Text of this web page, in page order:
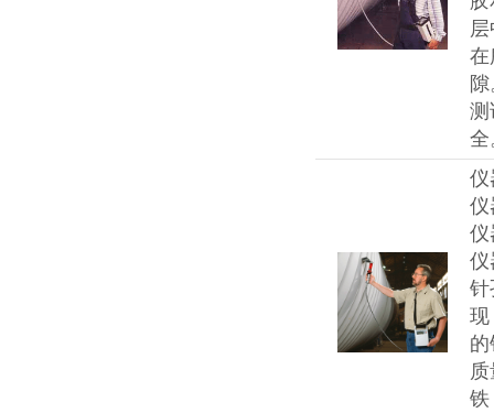
在
测
全
仪
仪
仪
仪
针
现
铁